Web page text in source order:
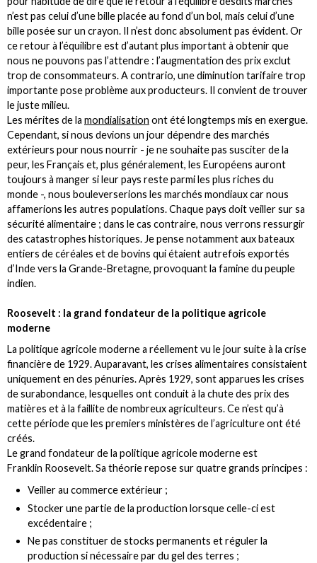
n’est pas celui d’une bille placée au fond d’un bol, mais celui d’une
bille posée sur un crayon. Il n’est donc absolument pas évident. Or
ce retour à l’équilibre est d’autant plus important à obtenir que
nous ne pouvons pas l’attendre : l’augmentation des prix exclut
trop de consommateurs. A contrario, une diminution tarifaire trop
importante pose problème aux producteurs. Il convient de trouver
le juste milieu.
Les mérites de la mondialisation ont été longtemps mis en exergue.
Cependant, si nous devions un jour dépendre des marchés
extérieurs pour nous nourrir - je ne souhaite pas susciter de la
peur, les Français et, plus généralement, les Européens auront
toujours à manger si leur pays reste parmi les plus riches du
monde -, nous bouleverserions les marchés mondiaux car nous
affamerions les autres populations. Chaque pays doit veiller sur sa
sécurité alimentaire ; dans le cas contraire, nous verrons ressurgir
des catastrophes historiques. Je pense notamment aux bateaux
entiers de céréales et de bovins qui étaient autrefois exportés
d’Inde vers la Grande-Bretagne, provoquant la famine du peuple
indien.
Roosevelt : la grand fondateur de la politique agricole
moderne
La politique agricole moderne a réellement vu le jour suite à la crise
financière de 1929. Auparavant, les crises alimentaires consistaient
uniquement en des pénuries. Après 1929, sont apparues les crises
de surabondance, lesquelles ont conduit à la chute des prix des
matières et à la faillite de nombreux agriculteurs. Ce n’est qu’à
cette période que les premiers ministères de l’agriculture ont été
créés.
Le grand fondateur de la politique agricole moderne est
Franklin Roosevelt. Sa théorie repose sur quatre grands principes :
Veiller au commerce extérieur ;
Stocker une partie de la production lorsque celle-ci est
excédentaire ;
Ne pas constituer de stocks permanents et réguler la
production si nécessaire par du gel des terres ;